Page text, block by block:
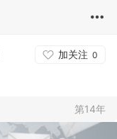
加关注 0
第14年